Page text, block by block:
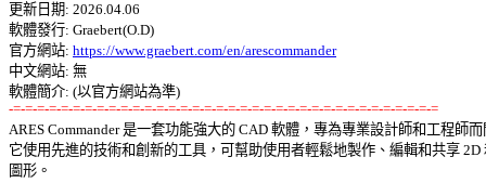
更新日期: 2026.04.06
軟體發行: Graebert(O.D)
官方網站: https://www.graebert.com/en/arescommander
中文網站: 無
-=-=-=-=-=-=-=-=-=-=-=-=-=-=-=-=-=-=-=-=-=-=-=-=-=-=-=-=-=-=-=-=-=-=-=-=
ARES Commander 是一套功能強大的 CAD 軟體，專為專業設計師和工程師而
它使用先進的技術和創新的工具，可幫助使用者輕鬆地製作、編輯和共享 2D
圖形。